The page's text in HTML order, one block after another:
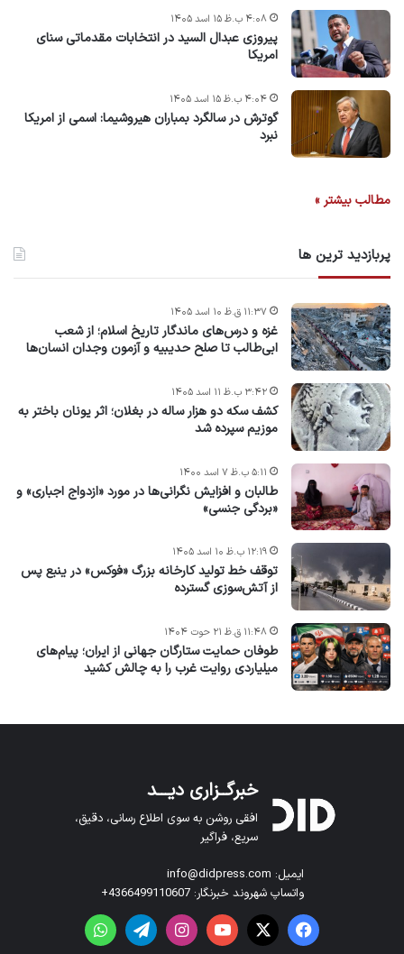
پیروزی عبدال السید در انتخابات مقدماتی سنای
امریکا
۴:۰۸ ب.ظ ۱۵ اسد ۱۴۰۵
گوترش در سالگرد بمباران هیروشیما: اسمی از امریکا
نبرد
۴:۰۴ ب.ظ ۱۵ اسد ۱۴۰۵
مطالب بیشتر »
پربازدید ترین ها
غزه و درس‌های ماندگار تاریخ اسلام؛ از شعب
ابی‌طالب تا صلح حدیبیه و آزمون وجدان انسان‌ها
۱۱:۳۷ ق.ظ ۱۰ اسد ۱۴۰۵
کشف سکه دو هزار ساله در بغلان؛ اثر یونان باختر به
موزیم سپرده شد
۳:۴۲ ب.ظ ۱۱ اسد ۱۴۰۵
طالبان و افزایش نگرانی‌ها در مورد «ازدواج اجباری» و
«بردگی جنسی»
۵:۱۱ ب.ظ ۷ اسد ۱۴۰۰
توقف خط تولید کارخانه بزرگ «فوکس» در ینبع پس
از آتش‌سوزی گسترده
۱۲:۱۹ ب.ظ ۱۰ اسد ۱۴۰۵
طوفان حمایت ستارگان جهانی از ایران؛ پیام‌های
میلیاردی روایت غرب را به چالش کشید
۱۱:۴۸ ق.ظ ۲۱ حوت ۱۴۰۴
خبرگــزاری دیـــد
افقی روشن به سوی اطلاع رسانی، دقیق،
سریع، فراگیر
ایمیل: info@didpress.com
واتساپ شهروند خبرنگار: 4366499110607+
فیس بوک X یوتیوباینستاگرامتلگرامواتس آپ